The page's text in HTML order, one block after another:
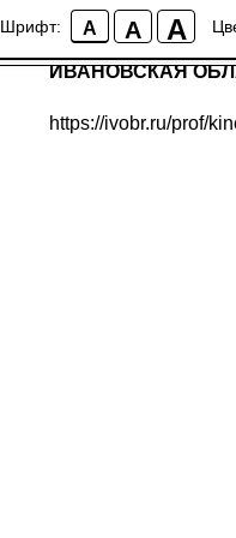
Шрифт: A A A
Областное
«Кинешемский
ИВАНОВСКАЯ
https://ivobr.ru/prof/